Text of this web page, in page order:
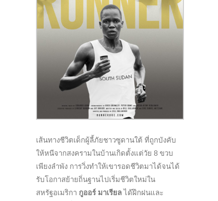
เส้นทางชีวิตเด็กผู้ลี้ภัยชาวซูดานใต้ ที่ถูกบังคับ
ให้หนีจากสงครามในบ้านเกิดตั้งแต่วัย 8 ขวบ
เพียงลำพัง การวิ่งทำให้เขารอดชีวิตมาได้จนได้
รับโอกาสย้ายถิ่นฐานไปเริ่มชีวิตใหม่ใน
สหรัฐอเมริกา กูออร์ มาเรียลได้ฝึกฝนและ